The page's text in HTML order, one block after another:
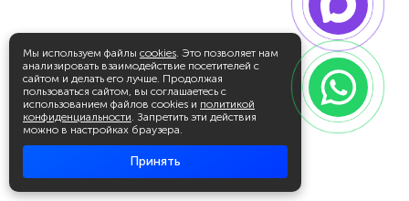
Мы используем файлы cookies. Это позволяет нам
анализировать взаимодействие посетителей с
сайтом и делать его лучше. Продолжая
пользоваться сайтом, вы соглашаетесь с
использованием файлов cookies и политикой
конфиденциальности. Запретить эти действия
можно в настройках браузера.
Принять